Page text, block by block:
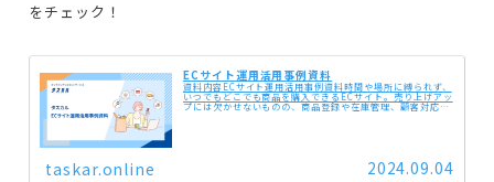
をチェック！
ECサイト運用活用事例資料
資料内容ECサイト運用活用事例資料時間や場所に縛られず、
いつでもどこでも商品を購入できるECサイト。売り上げアッ
プには欠かせないものの、商品登録や在庫管理、顧客対応な
taskar.online 2024.09.04